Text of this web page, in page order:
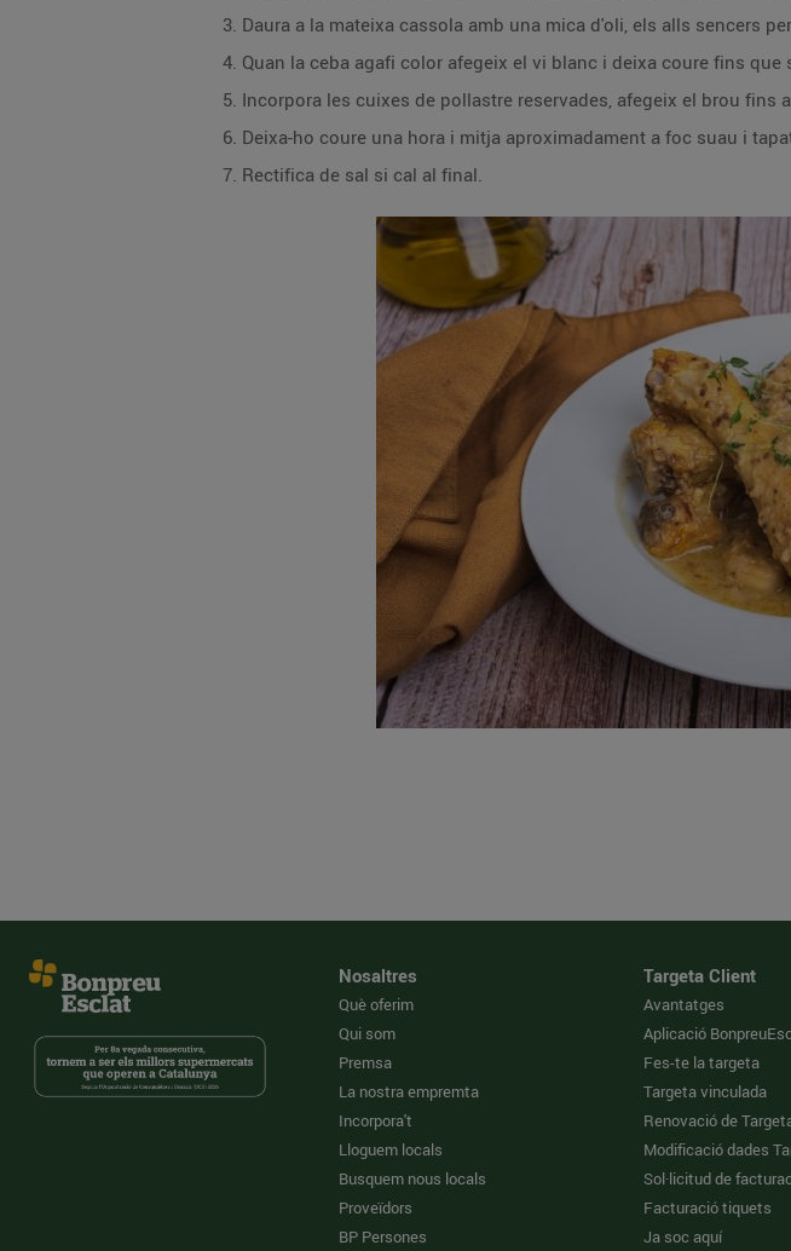
Daura a la mateixa cassola amb una mica d'oli, els alls sencers
Quan la ceba agafi color afegeix el vi blanc i deixa coure fins que
Incorpora les cuixes de pollastre reservades, afegeix el brou fins
Deixa-ho coure una hora i mitja aproximadament a foc suau i
Rectifica de sal si cal al final.
Nosaltres
Què oferim
Qui som
Premsa
La nostra empremta
Incorpora't
Lloguem locals
Busquem nous locals
Proveïdors
BP Persones
Targeta Client
Avantatges
Aplicació
Fes-te la targeta
Targeta vinculada
Renovació de
Modificació dades
Sol·licitud de
Facturació tiquets
Ja soc aquí